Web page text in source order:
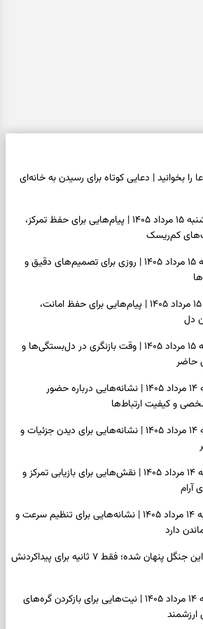
را بخوانید | دعایی کوتاه برای رسیدن به خانه‌ای
فال فرشتگان امروز پنجشنبه ۱۵ مرداد ۱۴۰۵ | پیام‌هایی برای حفظ تمرکز،
کم‌ریسک
فال روزانه امروز پنجشنبه ۱۵ مرداد ۱۴۰۵ | روزی برای تصمیم‌های دقیق و
فال انبیا امروز پنجشنبه ۱۵ مرداد ۱۴۰۵ | پیام‌هایی برای حفظ امانت،
دل
فال حافظ امروز پنج‌شنبه ۱۵ مرداد ۱۴۰۵ | وقت بازنگری در دل‌بستگی‌ها و
حاضر
فال اسم امروز چهارشنبه ۱۴ مرداد ۱۴۰۵ | نشانه‌هایی درباره حضور
و کیفیت ارتباط‌ها
فال چای امروز چهارشنبه ۱۴ مرداد ۱۴۰۵ | نشانه‌هایی برای دیدن جزئیات و
فال قهوه امروز چهارشنبه ۱۴ مرداد ۱۴۰۵ | نقش‌هایی برای بازیابی تمرکز و
فال شمع امروز چهارشنبه ۱۴ مرداد ۱۴۰۵ | نشانه‌هایی برای تنظیم سرعت و
دارد
بازی فکری | خرگوش در این جنگل پنهان شده؛ فقط ۷ ثانیه برای پیداکردنش
فال ابجد امروز چهارشنبه ۱۴ مرداد ۱۴۰۵ | نیت‌هایی برای بازکردن گره‌های